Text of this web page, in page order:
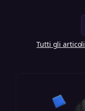
Tutti gli articoli